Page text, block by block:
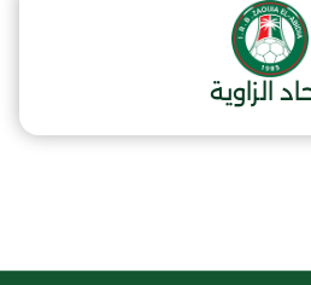
الزاوية